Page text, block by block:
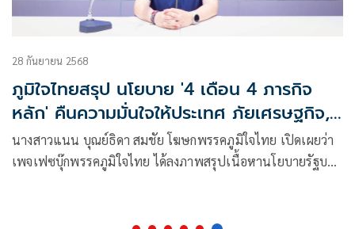
28 กันยายน 2568
ภูมิใจไทยสรุป นโยบาย '4 เดือน 4 ภารกิจ
หลัก' คืนความมั่นใจให้ประเทศ ภัยเศรษฐกิจ,
ภัยความมั่นคง, ภัยธรรมชาติ, ภัยสังคม
นางสาวแนน บุณย์ธิดา สมชัย โฆษกพรรคภูมิใจไทย เปิดเผยว่า
เพจเฟซบุ๊กพรรคภูมิใจไทย ได้ลงภาพสรุปเนื้อหานโยบายรัฐบาล